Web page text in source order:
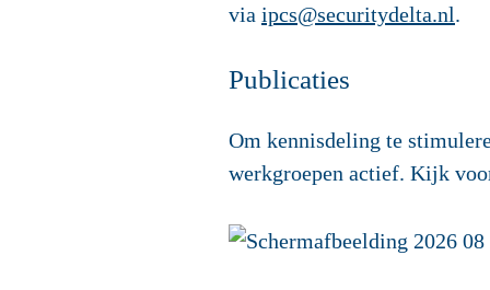
via ipcs@securitydelta.nl.
Publicaties
Om kennisdeling te
werkgroepen actief. Kijk